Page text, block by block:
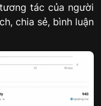
tác của người
chia sẻ, bình luận